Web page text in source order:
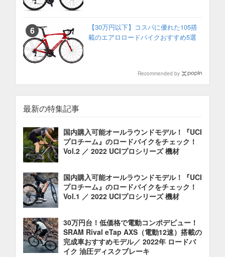
【30万円以下】コスパに優れた105搭
載のエアロロードバイクおすすめ5選
Recommended by
最新の特集記事
国内購入可能オールラウンドモデル！『UCI
プロチーム』のロードバイクをチェック！
Vol.2 ／ 2022 UCIプロシリーズ 機材
国内購入可能オールラウンドモデル！『UCI
プロチーム』のロードバイクをチェック！
Vol.1 ／ 2022 UCIプロシリーズ 機材
30万円台！低価格で電動コンポデビュー！
SRAM Rival eTap AXS（電動12速）搭載の
完成車おすすめモデル／ 2022年 ロードバ
イク 油圧ディスクブレーキ